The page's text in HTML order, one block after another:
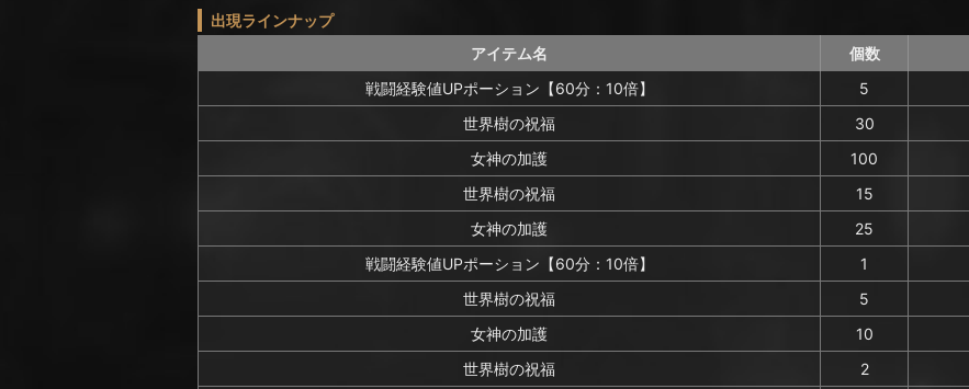
出現ラインナップ
アイテム名
個数
戦闘経験値UPポーション【60分：10倍】
5
世界樹の祝福
30
女神の加護
100
世界樹の祝福
15
女神の加護
25
戦闘経験値UPポーション【60分：10倍】
1
世界樹の祝福
5
女神の加護
10
世界樹の祝福
2